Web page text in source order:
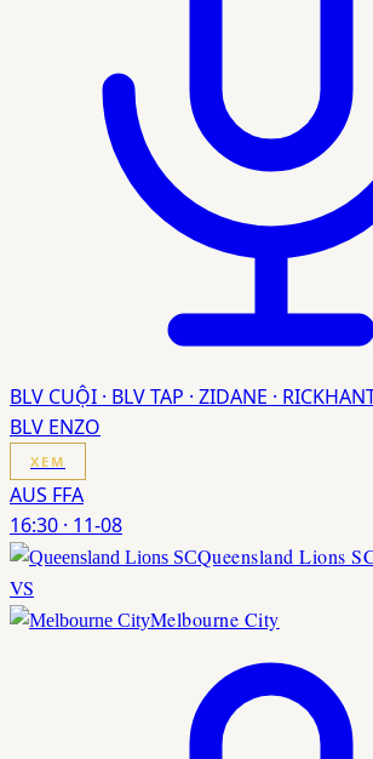
BLV CUỘI · BLV TAP · ZIDANE ·
BLV ENZO
XEM
AUS FFA
16:30 · 11-08
Queensland Lions
VS
Melbourne City